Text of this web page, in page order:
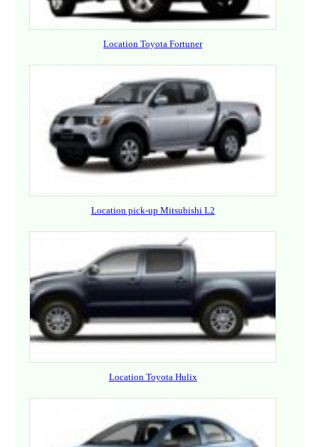
Location Toyota Fortuner
Location pick-up Mitsubishi L2
Location Toyota Hulix